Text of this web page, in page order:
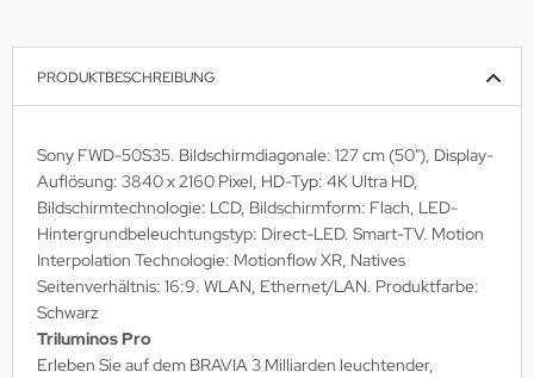
PRODUKTBESCHREIBUNG
Sony FWD-50S35. Bildschirmdiagonale: 127 cm (50"), Display-
Auflösung: 3840 x 2160 Pixel, HD-Typ: 4K Ultra HD,
Bildschirmtechnologie: LCD, Bildschirmform: Flach, LED-
Hintergrundbeleuchtungstyp: Direct-LED. Smart-TV. Motion
Interpolation Technologie: Motionflow XR, Natives
Seitenverhältnis: 16:9. WLAN, Ethernet/LAN. Produktfarbe:
Schwarz
Triluminos Pro
Erleben Sie auf dem BRAVIA 3 Milliarden leuchtender,